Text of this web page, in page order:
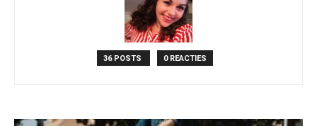
36 POSTS 0 REACTIES